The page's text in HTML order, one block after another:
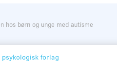
hos børn og unge med autisme
psykologisk forlag